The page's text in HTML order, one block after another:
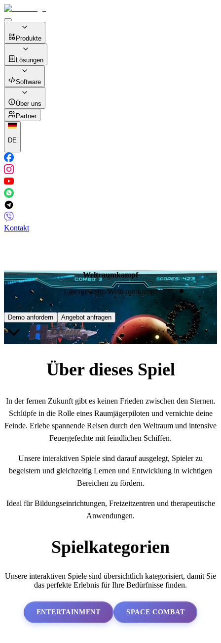
Produkte
Lösungen
Software
Über uns
Partner
DE
Kontakt
Weltraumkampf
Lasergewehr. Weltraumkampf
Demo anfordern Angebot anfragen
Über dieses Spiel
In der fernen Zukunft gibt es keinen Frieden zwischen den Sternen.
Schlüpfe in die Rolle eines Raumjägerpiloten und vernichte deine
Feinde. Erlebe spannende Reisen durch den Weltraum und intensive
Feuergefechte mit feindlichen Schiffen.
Unsere interaktiven Spiele sind darauf ausgelegt, Spieler zu
begeistern und gleichzeitig Lernen und Entwicklung in wichtigen
Bereichen zu fördern.
Ideal für Bildungseinrichtungen, Freizeitzentren und therapeutische
Anwendungen.
Spielkategorien
Unsere interaktiven Spiele sind übersichtlich kategorisiert, damit Sie
das perfekte Erlebnis für Ihre Bedürfnisse finden.
ENTERTAINMENT SPACE COMBAT